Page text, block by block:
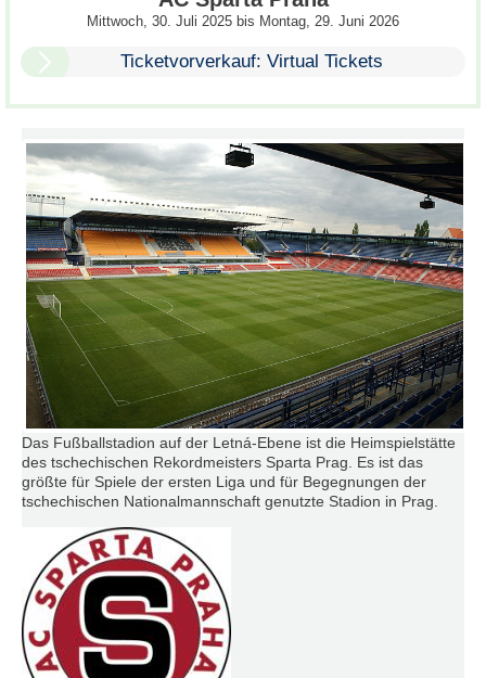
Mittwoch, 30. Juli 2025 bis Montag, 29. Juni 2026
Ticketvorverkauf: Virtual Tickets
Das Fußballstadion auf der Letná-Ebene ist die Heimspielstätte
des tschechischen Rekordmeisters Sparta Prag. Es ist das
größte für Spiele der ersten Liga und für Begegnungen der
tschechischen Nationalmannschaft genutzte Stadion in Prag.